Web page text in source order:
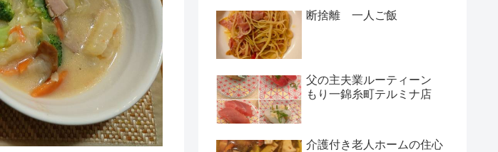
断捨離 一人ご飯
父の主夫業ルーティーン
もり一錦糸町テルミナ店
介護付き老人ホームの住心